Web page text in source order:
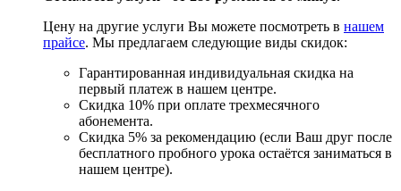
Цену на другие услуги Вы можете посмотреть в нашем
прайсе. Мы предлагаем следующие виды скидок:
Гарантированная индивидуальная скидка на
первый платеж в нашем центре.
Скидка 10% при оплате трехмесячного
абонемента.
Скидка 5% за рекомендацию (если Ваш друг после
бесплатного пробного урока остаётся заниматься в
нашем центре).